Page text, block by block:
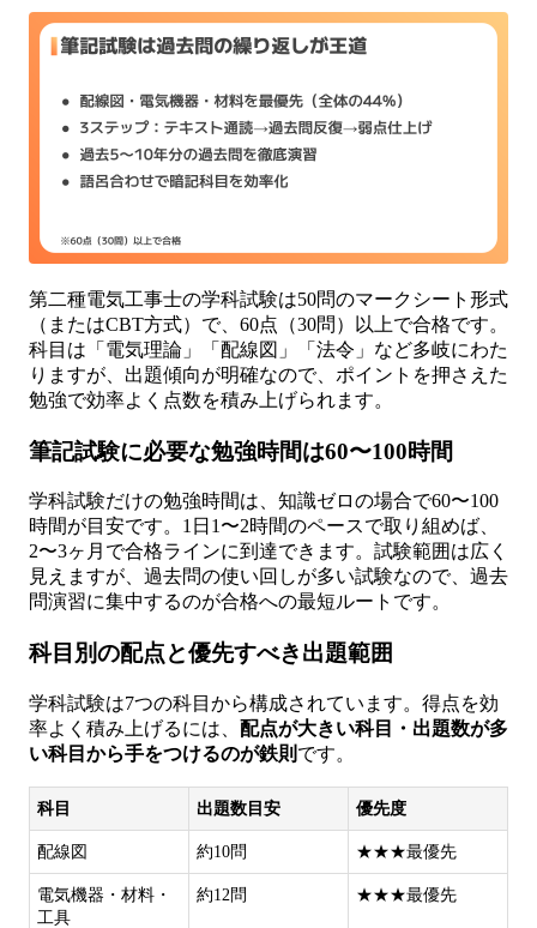
第二種電気工事士の学科試験は50問のマークシート形式
（またはCBT方式）で、60点（30問）以上で合格です。
科目は「電気理論」「配線図」「法令」など多岐にわた
りますが、出題傾向が明確なので、ポイントを押さえた
勉強で効率よく点数を積み上げられます。
筆記試験に必要な勉強時間は60〜100時間
学科試験だけの勉強時間は、知識ゼロの場合で60〜100
時間が目安です。1日1〜2時間のペースで取り組めば、
2〜3ヶ月で合格ラインに到達できます。試験範囲は広く
見えますが、過去問の使い回しが多い試験なので、過去
問演習に集中するのが合格への最短ルートです。
科目別の配点と優先すべき出題範囲
学科試験は7つの科目から構成されています。得点を効
率よく積み上げるには、 配点が大きい科目・出題数が多
い科目から手をつけるのが鉄則 です。
科目 出題数目安 優先度
配線図 約10問 ★★★最優先
電気機器・材料・
工具
約12問 ★★★最優先